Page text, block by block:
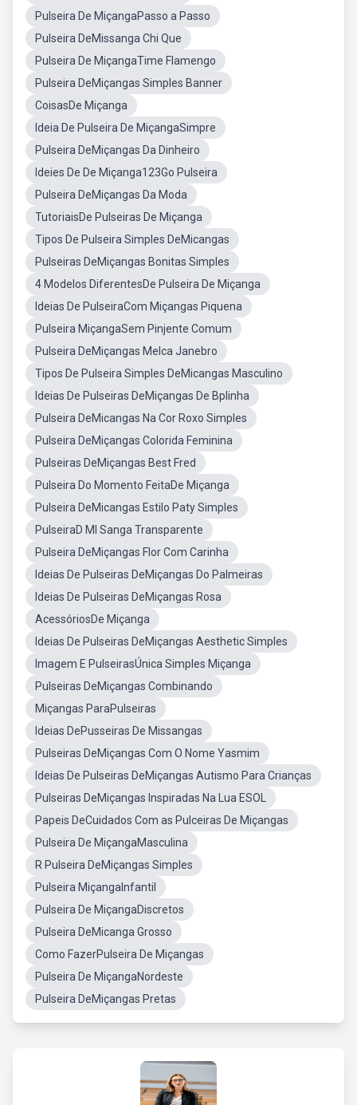
Pulseira De MiçangaPasso a Passo
Pulseira DeMissanga Chi Que
Pulseira De MiçangaTime Flamengo
Pulseira DeMiçangas Simples Banner
CoisasDe Miçanga
Ideia De Pulseira De MiçangaSimpre
Pulseira DeMiçangas Da Dinheiro
Ideies De De Miçanga123Go Pulseira
Pulseira DeMiçangas Da Moda
TutoriaisDe Pulseiras De Miçanga
Tipos De Pulseira Simples DeMicangas
Pulseiras DeMiçangas Bonitas Simples
4 Modelos DiferentesDe Pulseira De Miçanga
Ideias De PulseiraCom Miçangas Piquena
Pulseira MiçangaSem Pinjente Comum
Pulseira DeMiçangas Melca Janebro
Tipos De Pulseira Simples DeMicangas Masculino
Ideias De Pulseiras DeMiçangas De Bplinha
Pulseira DeMicangas Na Cor Roxo Simples
Pulseira DeMiçangas Colorida Feminina
Pulseiras DeMiçangas Best Fred
Pulseira Do Momento FeitaDe Miçanga
Pulseira DeMicangas Estilo Paty Simples
PulseiraD MI Sanga Transparente
Pulseira DeMiçangas Flor Com Carinha
Ideias De Pulseiras DeMiçangas Do Palmeiras
Ideias De Pulseiras DeMiçangas Rosa
AcessóriosDe Miçanga
Ideias De Pulseiras DeMiçangas Aesthetic Simples
Imagem E PulseirasÚnica Simples Miçanga
Pulseiras DeMiçangas Combinando
Miçangas ParaPulseiras
Ideias DePusseiras De Missangas
Pulseiras DeMiçangas Com O Nome Yasmim
Ideias De Pulseiras DeMiçangas Autismo Para Crianças
Pulseiras DeMiçangas Inspiradas Na Lua ESOL
Papeis DeCuidados Com as Pulceiras De Miçangas
Pulseira De MiçangaMasculina
R Pulseira DeMiçangas Simples
Pulseira MiçangaInfantil
Pulseira De MiçangaDiscretos
Pulseira DeMicanga Grosso
Como FazerPulseira De Miçangas
Pulseira De MiçangaNordeste
Pulseira DeMiçangas Pretas